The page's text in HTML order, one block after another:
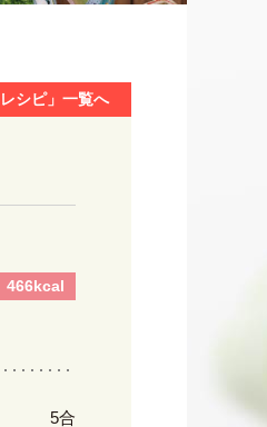
シピ」一覧へ
466kcal
5合